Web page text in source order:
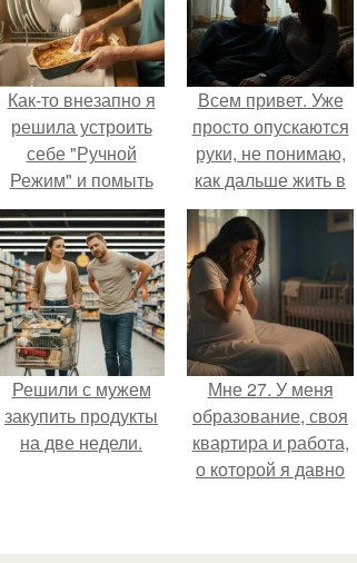
Как-то внезапно я
решила устроить
себе "Ручной
Режим" и помыть
посуду без помощи
техники.
Всем привет. Уже
просто опускаются
руки, не понимаю,
как дальше жить в
этой ситуации.
Решили с мужем
закупить продукты
на две недели.
Мне 27. У меня
образование, своя
квартира и работа,
о которой я давно